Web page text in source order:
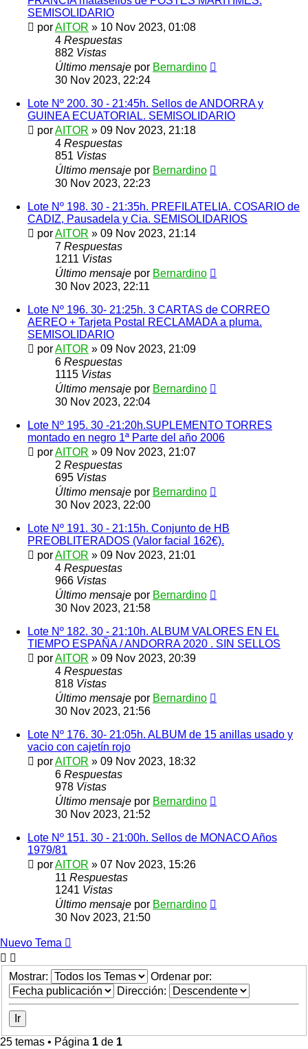
SEMISOLIDARIO
porAITOR » 10 Nov 2023, 01:08
4 Respuestas
882 Vistas
Último mensaje por Bernardino
30 Nov 2023, 22:24
Lote Nº 200. 30 - 21:45h. Sellos de ANDORRA y
GUINEA ECUATORIAL. SEMISOLIDARIO
porAITOR » 09 Nov 2023, 21:18
4 Respuestas
851 Vistas
Último mensaje por Bernardino
30 Nov 2023, 22:23
Lote Nº 198. 30 - 21:35h. PREFILATELIA. COSARIO de
CADIZ, Pausadela y Cia. SEMISOLIDARIOS
porAITOR » 09 Nov 2023, 21:14
7 Respuestas
1211 Vistas
Último mensaje por Bernardino
30 Nov 2023, 22:11
Lote Nº 196. 30- 21:25h. 3 CARTAS de CORREO
AEREO + Tarjeta Postal RECLAMADA a pluma.
SEMISOLIDARIO
porAITOR » 09 Nov 2023, 21:09
6 Respuestas
1115 Vistas
Último mensaje por Bernardino
30 Nov 2023, 22:04
Lote Nº 195. 30 -21:20h.SUPLEMENTO TORRES
montado en negro 1ª Parte del año 2006
porAITOR » 09 Nov 2023, 21:07
2 Respuestas
695 Vistas
Último mensaje por Bernardino
30 Nov 2023, 22:00
Lote Nº 191. 30 - 21:15h. Conjunto de HB
PREOBLITERADOS (Valor facial 162€).
porAITOR » 09 Nov 2023, 21:01
4 Respuestas
966 Vistas
Último mensaje por Bernardino
30 Nov 2023, 21:58
Lote Nº 182. 30 - 21:10h. ALBUM VALORES EN EL
TIEMPO ESPAÑA / ANDORRA 2020 . SIN SELLOS
porAITOR » 09 Nov 2023, 20:39
4 Respuestas
818 Vistas
Último mensaje por Bernardino
30 Nov 2023, 21:56
Lote Nº 176. 30- 21:05h. ALBUM de 15 anillas usado y
vacio con cajetín rojo
porAITOR » 09 Nov 2023, 18:32
6 Respuestas
978 Vistas
Último mensaje por Bernardino
30 Nov 2023, 21:52
Lote Nº 151. 30 - 21:00h. Sellos de MONACO Años
1979/81
porAITOR » 07 Nov 2023, 15:26
11 Respuestas
1241 Vistas
Último mensaje por Bernardino
30 Nov 2023, 21:50
Nuevo Tema
Mostrar:
Ordenar por:
Dirección:
25 temas • Página 1 de 1